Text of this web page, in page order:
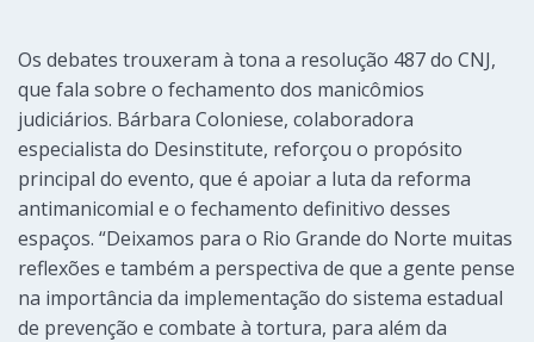
Os debates trouxeram à tona a resolução 487 do CNJ,
que fala sobre o fechamento dos manicômios
judiciários. Bárbara Coloniese, colaboradora
especialista do Desinstitute, reforçou o propósito
principal do evento, que é apoiar a luta da reforma
antimanicomial e o fechamento definitivo desses
espaços. “Deixamos para o Rio Grande do Norte muitas
reflexões e também a perspectiva de que a gente pense
na importância da implementação do sistema estadual
de prevenção e combate à tortura, para além da